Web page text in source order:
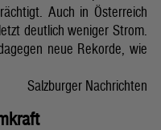
Auch in Österreich
deutlich weniger Strom.
neue Rekorde, wie
Salzburger Nachrichten